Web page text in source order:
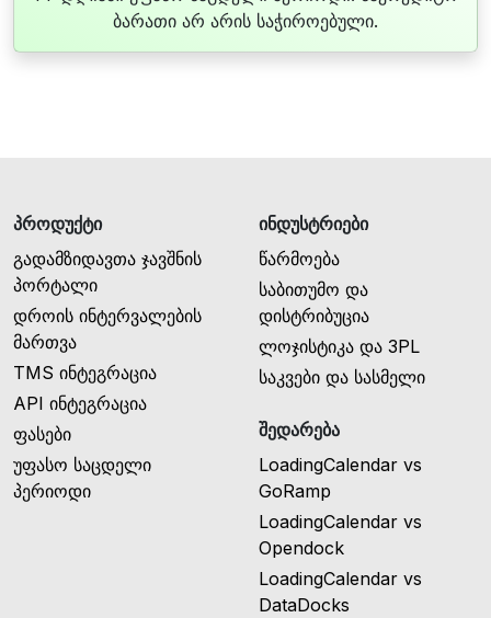
ბარათი არ არის საჭიროებული.
პროდუქტი
გადამზიდავთა ჯავშნის
პორტალი
დროის ინტერვალების
მართვა
TMS ინტეგრაცია
API ინტეგრაცია
ფასები
უფასო საცდელი
პერიოდი
ინდუსტრიები
წარმოება
საბითუმო და
დისტრიბუცია
ლოჯისტიკა და 3PL
საკვები და სასმელი
შედარება
LoadingCalendar vs
GoRamp
LoadingCalendar vs
Opendock
LoadingCalendar vs
DataDocks